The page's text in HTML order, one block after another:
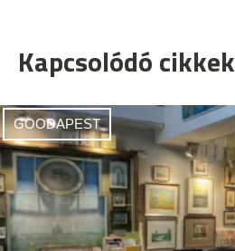
Kapcsolódó cikkek
GOODAPEST